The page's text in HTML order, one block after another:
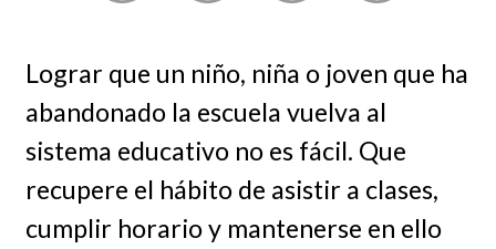
Lograr que un niño, niña o joven que ha
abandonado la escuela vuelva al
sistema educativo no es fácil. Que
recupere el hábito de asistir a clases,
cumplir horario y mantenerse en ello